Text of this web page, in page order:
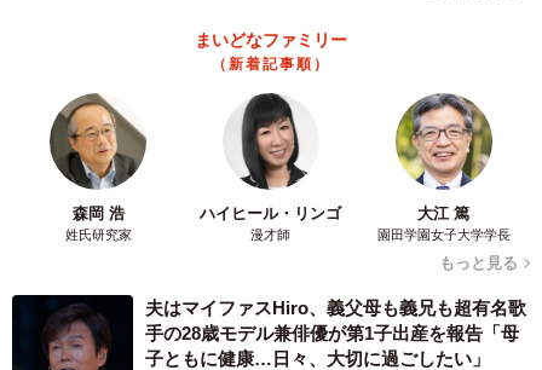
まいどなファミリー
（新着記事順）
森岡 浩
姓氏研究家
ハイヒール・リンゴ
漫才師
大江 篤
園田学園女子大学学長
もっと見る
夫はマイファスHiro、義父母も義兄も超有名歌
手の28歳モデル兼俳優が第1子出産を報告「母
子ともに健康…日々、大切に過ごしたい」